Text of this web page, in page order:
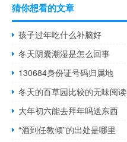
猜你想看的文章
孩子过年吃什么补脑好
冬天阴囊潮湿是怎么回事
130684身份证号码归属地
冬天的百草园比较的无味阅
大年初六能去拜年吗送东西
“酒到任教倾”的出处是哪里